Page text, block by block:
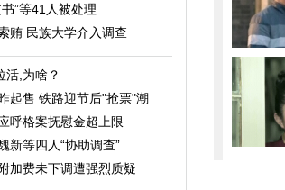
”等41人被处理
贿 民族大学介入调查
活,为啥？
起售 铁路迎节后"抢票"潮
呼格案抚慰金超上限
新等四人“协助调查”
加费未下调遭强烈质疑